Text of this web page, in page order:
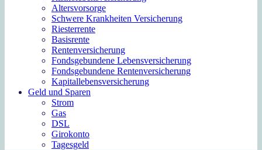
Altersvorsorge
Schwere Krankheiten Versicherung
Riesterrente
Basisrente
Rentenversicherung
Fondsgebundene Lebensversicherung
Fondsgebundene Rentenversicherung
Kapitallebensversicherung
Geld und Sparen
Strom
Gas
DSL
Girokonto
Tagesgeld